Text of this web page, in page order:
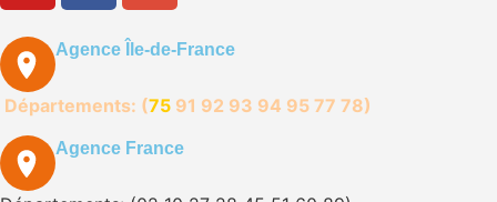
Agence Île-de-France
Départements: (75 91 92 93 94 95 77 78)
Agence France